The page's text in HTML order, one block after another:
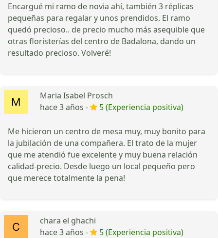
Encargué mi ramo de novia ahí, también 3 réplicas
pequeñas para regalar y unos prendidos. El ramo
quedó precioso.. de precio mucho más asequible que
otras floristerías del centro de Badalona, dando un
resultado precioso. Volveré!
Maria Isabel Prosch
hace 3 años -
5 (Experiencia positiva)
Me hicieron un centro de mesa muy, muy bonito para
la jubilación de una compañera. El trato de la mujer
que me atendió fue excelente y muy buena relación
calidad-precio. Desde luego un local pequeño pero
que merece totalmente la pena!
chara el ghachi
hace 3 años -
5 (Experiencia positiva)